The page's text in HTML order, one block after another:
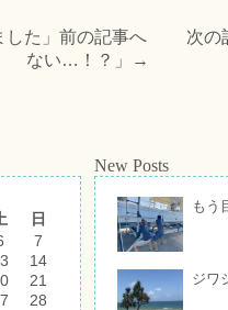
した 」前の記事へ 次の
ない…！？ 」→
日
7
14
21
28
New Posts
もう
ジワ